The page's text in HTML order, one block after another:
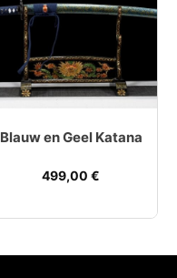
Blauw en Geel Katana
499,00 €